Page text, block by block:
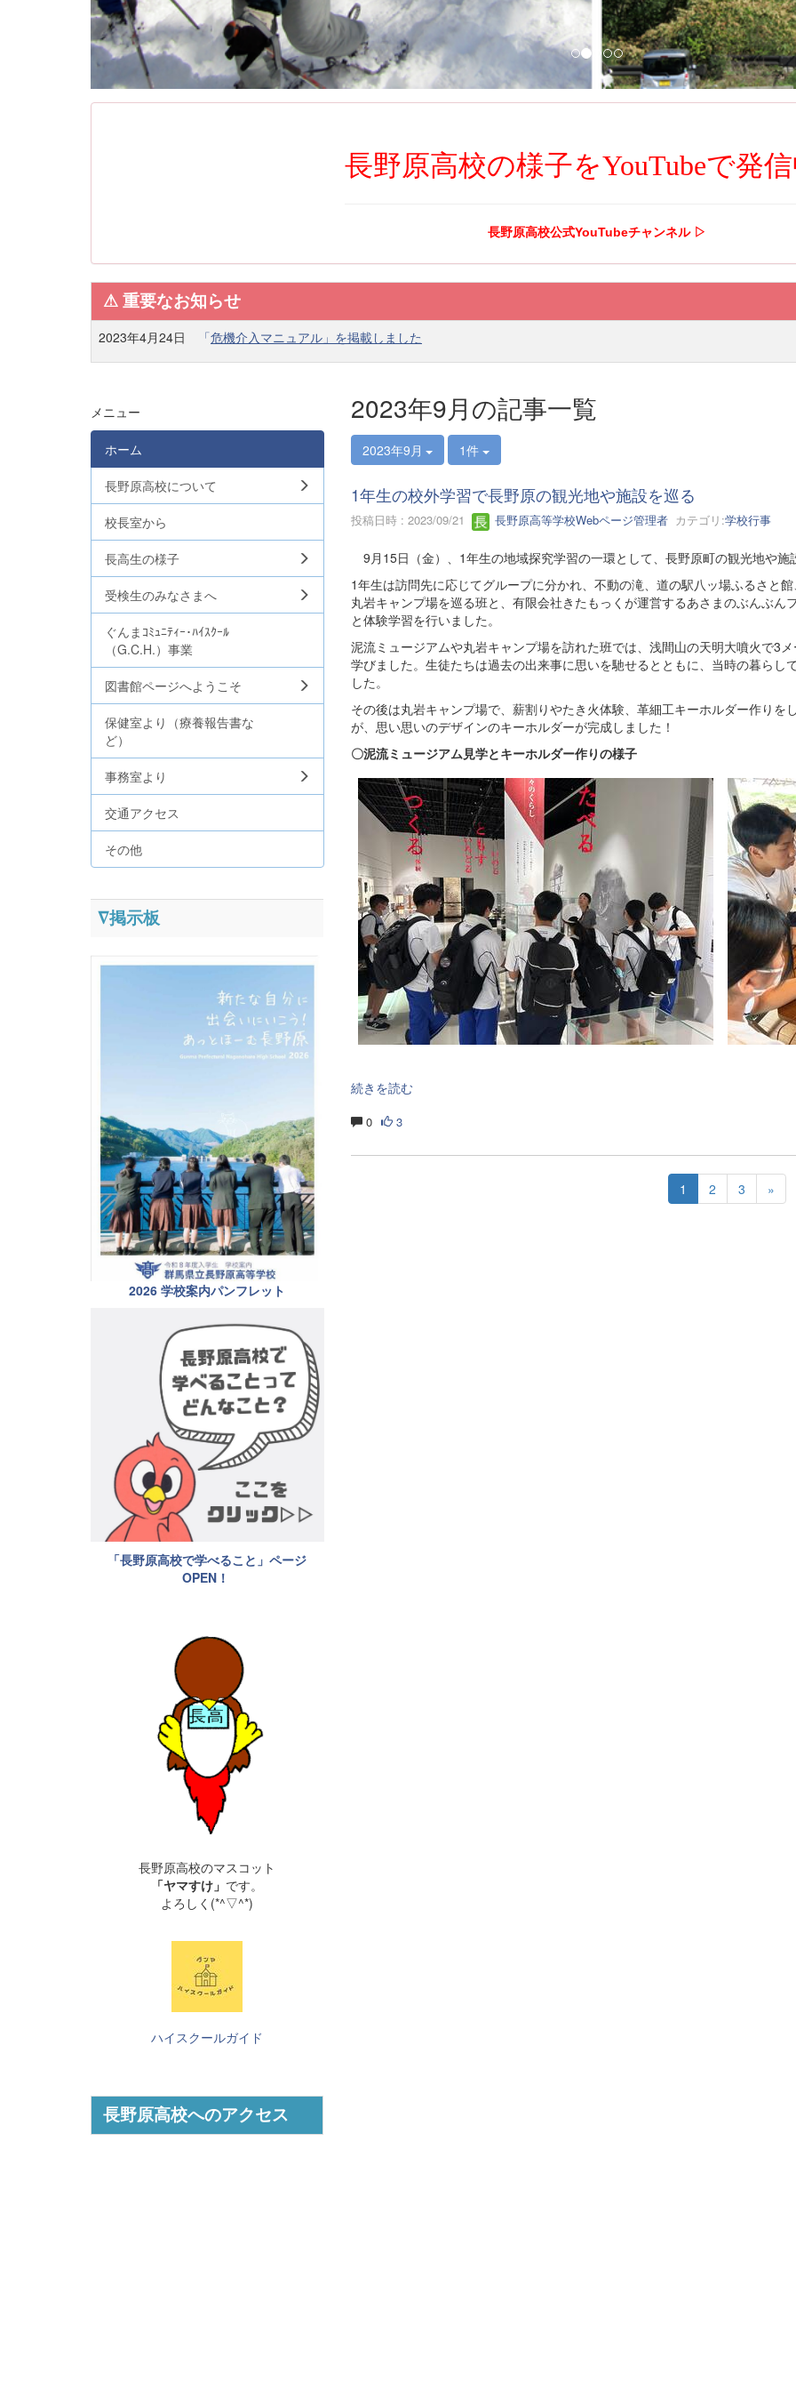
長野原高校の様子をYouTubeで発
長野原高校公式YouTubeチャンネル ▷
⚠︎ 重要なお知らせ
2023年4月24日 「危機介入マニュアル」を掲載しました
2023年9月の記事一覧
2023年9月 1件
1年生の校外学習で長野原の観光地や施設を巡る
投稿日時 : 2023/09/21 長野原高等学校Webページ管理者カテゴリ:学校行事
9月15日（金）、1年生の地域探究学習の一環として、長野原町の観光地や施
1年生は訪問先に応じてグループに分かれ、不動の滝、道の駅八ッ場ふるさと
丸岩キャンプ場を巡る班と、有限会社きたもっくが運営するあさまのぶんぶ
と体験学習を行いました。
泥流ミュージアムや丸岩キャンプ場を訪れた班では、浅間山の天明大噴火で3
学びました。生徒たちは過去の出来事に思いを馳せるとともに、当時の暮ら
した。
その後は丸岩キャンプ場で、薪割りやたき火体験、革細工キーホルダー作り
が、思い思いのデザインのキーホルダーが完成しました！
〇泥流ミュージアム見学とキーホルダー作りの様子
続きを読む
0 3
1 2 3 »
メニュー
ホーム
長野原高校について
校長室から
長高生の様子
受検生のみなさまへ
ぐんまｺﾐｭﾆﾃｨｰ･ﾊｲｽｸｰﾙ
（G.C.H.）事業
図書館ページへようこそ
保健室より（療養報告書な
ど）
事務室より
交通アクセス
その他
∇掲示板
2026 学校案内パンフレット
「長野原高校で学べること」ページ
OPEN！
長野原高校のマスコット
「ヤマすけ」 です。
よろしく(*^▽^*)
ハイスクールガイド
長野原高校へのアクセス